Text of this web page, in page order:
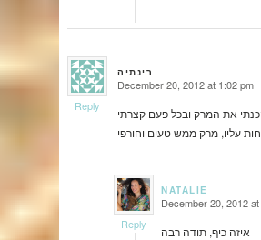
רינתיה
says: December 20, 2012 at 1:02 pm
את המרק ובכל פעם קצרתי
Reply
NATALIE
says: December 20, 2012
איזה כיף, תודה רבה Reply